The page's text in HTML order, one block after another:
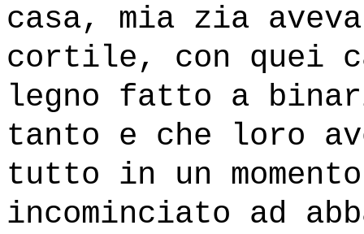
casa, mia zia
cortile, con quei
legno fatto a
tanto e che loro
tutto in un
incominciato ad